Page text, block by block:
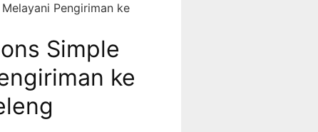
Pengiriman ke
Simple
ke